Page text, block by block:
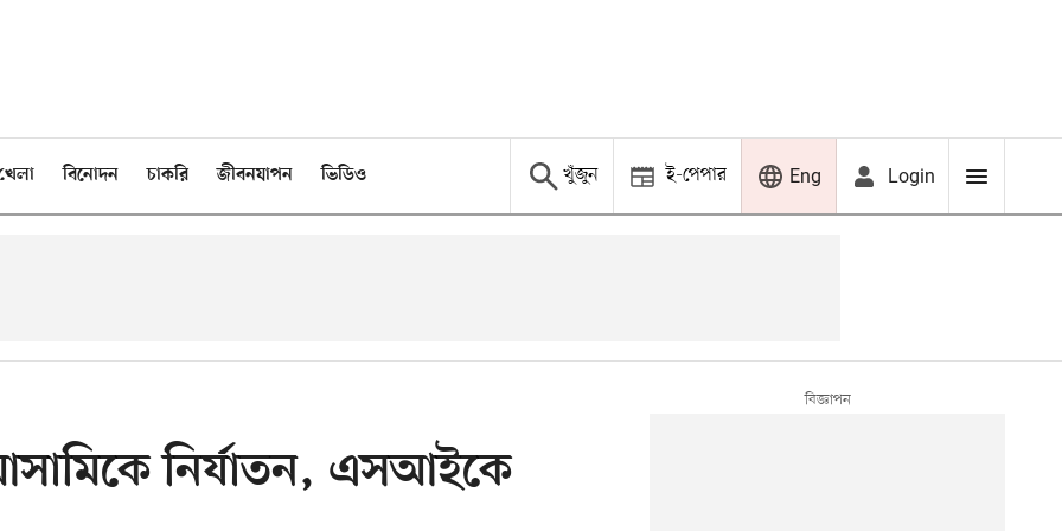
বিনোদন চাকরি জীবনযাপন ভিডিও খুঁজুন ই-পেপার Eng Login
নির্যাতন, এসআইকে